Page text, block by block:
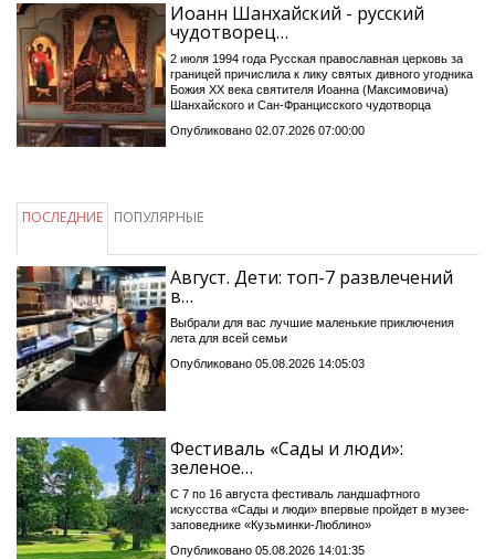
Иоанн Шанхайский - русский
чудотворец…
2 июля 1994 года Русская православная церковь за
границей причислила к лику святых дивного угодника
Божия XX века святителя Иоанна (Максимовича)
Шанхайского и Сан-Францисского чудотворца
Опубликовано 02.07.2026 07:00:00
ПОСЛЕДНИЕ ПОПУЛЯРНЫЕ
Август. Дети: топ-7 развлечений
в…
Выбрали для вас лучшие маленькие приключения
лета для всей семьи
Опубликовано 05.08.2026 14:05:03
Фестиваль «Сады и люди»:
зеленое…
С 7 по 16 августа фестиваль ландшафтного
искусства «Сады и люди» впервые пройдет в музее-
заповеднике «Кузьминки-Люблино»
Опубликовано 05.08.2026 14:01:35